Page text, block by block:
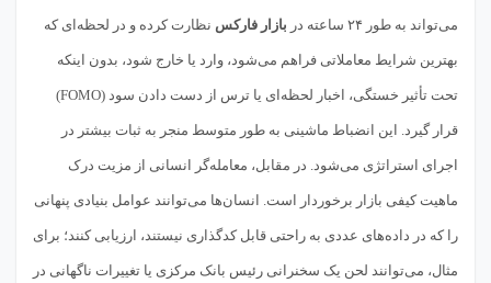
می‌تواند به طور ۲۴ ساعته در بازار فارکس نظارت کرده و در لحظه‌ای که
بهترین شرایط معاملاتی فراهم می‌شود، وارد یا خارج شود، بدون اینکه
تحت تأثیر خستگی، اخبار لحظه‌ای یا ترس از دست دادن سود (FOMO)
قرار گیرد. این انضباط ماشینی به طور متوسط منجر به ثبات بیشتر در
اجرای استراتژی می‌شود. در مقابل، معامله‌گر انسانی از مزیت درک
ماهیت کیفی بازار برخوردار است. انسان‌ها می‌توانند عوامل بنیادی پنهانی
را که در داده‌های عددی به راحتی قابل کدگذاری نیستند، ارزیابی کنند؛ برای
مثال، می‌توانند لحن یک سخنرانی رئیس بانک مرکزی یا تغییرات ناگهانی در